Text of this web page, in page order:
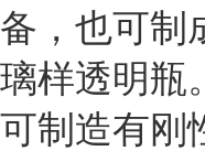
备，也可制
璃样透明瓶
可制造有刚